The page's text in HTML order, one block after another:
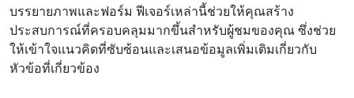
บรรยายภาพและฟอร์ม ฟีเจอร์เหล่านี้ช่วยให้คุณสร้าง
ประสบการณ์ที่ครอบคลุมมากขึ้นสําหรับผู้ชมของคุณ ซึ่งช่วย
ให้เข้าใจแนวคิดที่ซับซ้อนและเสนอข้อมูลเพิ่มเติมเกี่ยวกับ
หัวข้อที่เกี่ยวข้อง